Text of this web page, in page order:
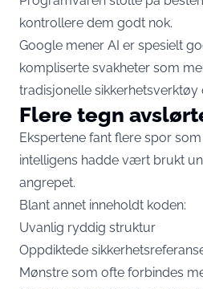
kontrollere dem godt nok.
Google mener AI er spesielt
kompliserte svakheter som
tradisjonelle sikkerhetsverktøy
Flere tegn
Ekspertene fant flere spor
intelligens hadde vært brukt
angrepet.
Blant annet inneholdt koden:
Uvanlig ryddig struktur
Oppdiktede
Mønstre som ofte forbindes